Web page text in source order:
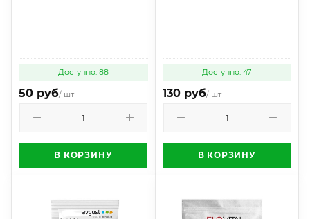
Доступно: 88
50 руб/ шт
В КОРЗИНУ
Доступно: 47
130 руб/ шт
В КОРЗИНУ